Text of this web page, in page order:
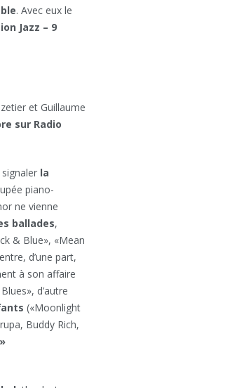
. Avec eux le
Jazz – 9
et Guillaume
sur Radio
la
piano-
ne vienne
ballades,
& Blue», «Mean
d’une part,
à son affaire
d’autre
(«Moonlight
Buddy Rich,